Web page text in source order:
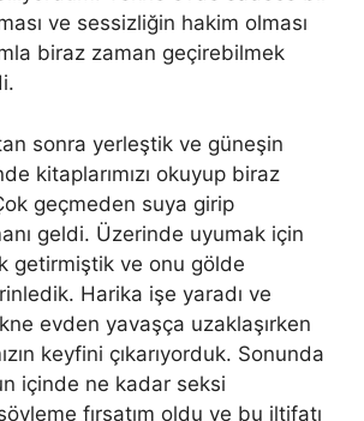
ve sessizliğin hakim olması
biraz zaman geçirebilmek
sonra yerleştik ve güneşin
kitaplarımızı okuyup biraz
geçmeden suya girip
geldi. Üzerinde uyumak için
getirmiştik ve onu gölde
Harika işe yaradı ve
evden yavaşça uzaklaşırken
keyfini çıkarıyorduk. Sonunda
içinde ne kadar seksi
fırsatım oldu ve bu iltifatı